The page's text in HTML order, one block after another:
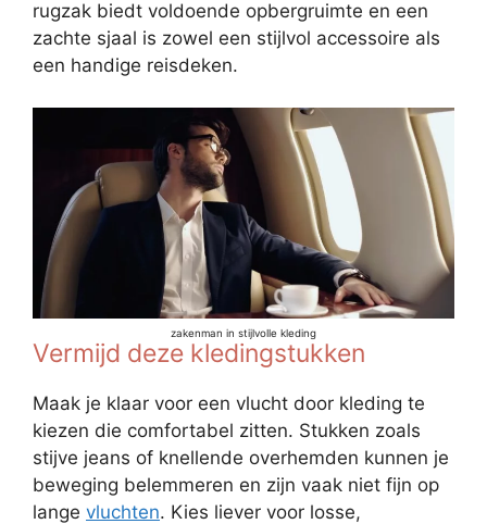
rugzak biedt voldoende opbergruimte en een
zachte sjaal is zowel een stijlvol accessoire als
een handige reisdeken.
zakenman in stijlvolle kleding
Vermijd deze kledingstukken
Maak je klaar voor een vlucht door kleding te
kiezen die comfortabel zitten. Stukken zoals
stijve jeans of knellende overhemden kunnen je
beweging belemmeren en zijn vaak niet fijn op
lange vluchten. Kies liever voor losse,